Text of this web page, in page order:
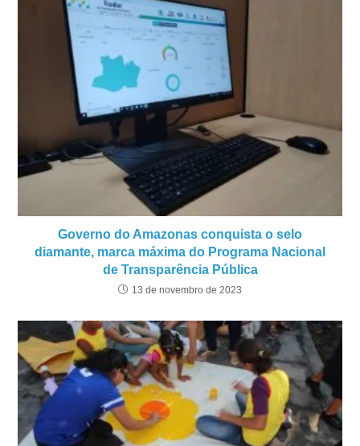
Governo do Amazonas conquista o selo
diamante, marca máxima do Programa Nacional
de Transparência Pública
13 de novembro de 2023